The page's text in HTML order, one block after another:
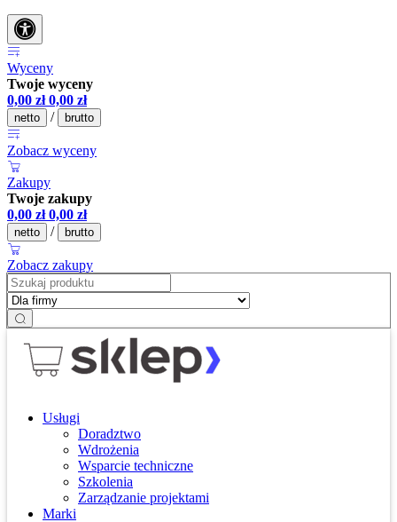
Wyceny
Twoje wyceny
0,00 zł 0,00 zł
netto / brutto
Zobacz wyceny
Zakupy
Twoje zakupy
0,00 zł 0,00 zł
netto / brutto
Zobacz zakupy
Usługi
Doradztwo
Wdrożenia
Wsparcie techniczne
Szkolenia
Zarządzanie projektami
Marki